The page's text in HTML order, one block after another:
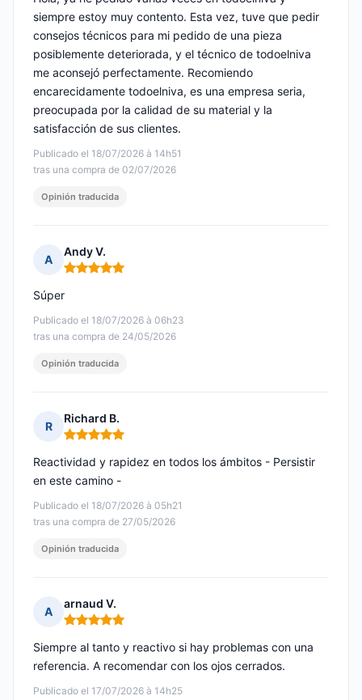
Publicado el 18/07/2026 à 14h51
tras una compra de 02/07/2026
siempre estoy muy contento. Esta vez, tuve que pedir
consejos técnicos para mi pedido de una pieza
posiblemente deteriorada, y el técnico de todoelniva
me aconsejó perfectamente. Recomiendo
encarecidamente todoelniva, es una empresa seria,
preocupada por la calidad de su material y la
satisfacción de sus clientes.
Opinión traducida
A
Andy V.
Nota: 5 de 5
Publicado el 18/07/2026 à 06h23
tras una compra de 24/05/2026
Súper
Opinión traducida
R
Richard B.
Nota: 5 de 5
Publicado el 18/07/2026 à 05h21
tras una compra de 27/05/2026
Reactividad y rapidez en todos los ámbitos - Persistir
en este camino -
Opinión traducida
A
arnaud V.
Nota: 5 de 5
Publicado el 17/07/2026 à 14h25
Siempre al tanto y reactivo si hay problemas con una
referencia. A recomendar con los ojos cerrados.